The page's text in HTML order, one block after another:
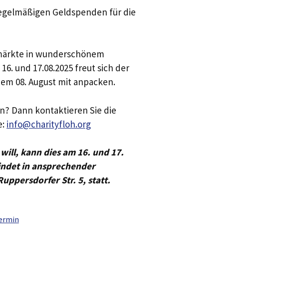
Geldspenden für die
in wunderschönem
und 17.08.2025 freut sich der
08. August mit anpacken.
Dann kontaktieren Sie die
info@charityfloh.org
kann dies am 16. und 17.
in ansprechender
Str. 5, statt.